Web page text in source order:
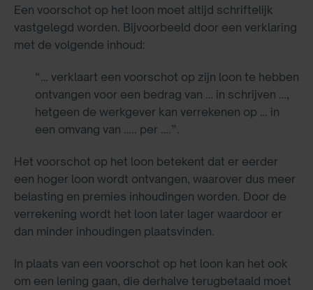
Een voorschot op het loon moet altijd schriftelijk
vastgelegd worden. Bijvoorbeeld door een verklaring
met de volgende inhoud:
“… verklaart een voorschot op zijn loon te hebben
ontvangen voor een bedrag van … in schrijven …,
hetgeen de werkgever kan verrekenen op … in
een omvang van ….. per ….”.
Het voorschot op het loon betekent dat er eerder
een hoger loon wordt ontvangen, waarover dus meer
belasting en premies inhoudingen worden. Door de
verrekening wordt het loon later lager waardoor er
dan minder inhoudingen plaatsvinden.
In plaats van een voorschot op het loon kan het ook
om een lening gaan, die derhalve terugbetaald moet